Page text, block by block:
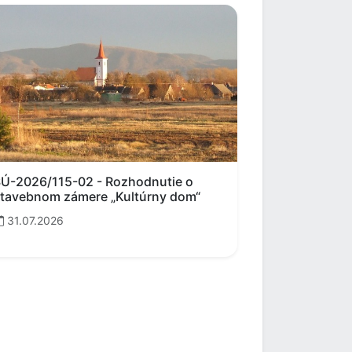
2026/115-02 - Rozhodnutie o
zámere „Kultúrny dom“
31.07.2026